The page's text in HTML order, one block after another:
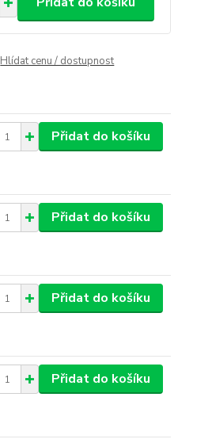
Hlídat cenu / dostupnost
Přidat do košíku
Přidat do košíku
Přidat do košíku
Přidat do košíku